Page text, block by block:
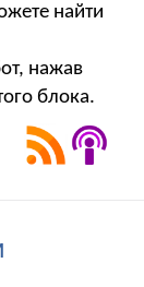
найти
нажав
блока.